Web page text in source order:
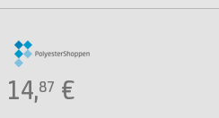
14,87 €